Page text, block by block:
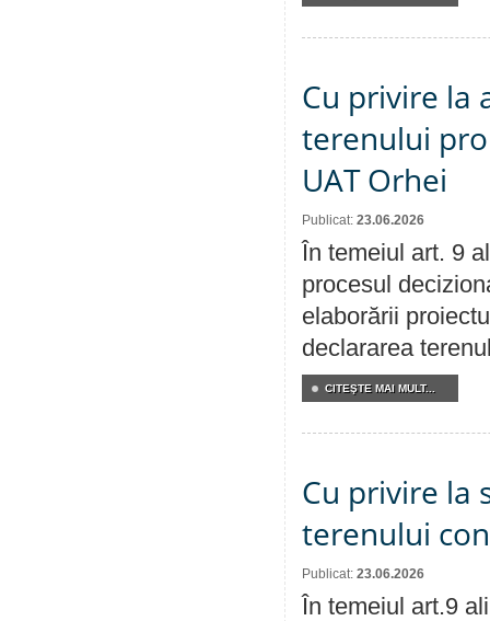
Cu privire la
terenului
UAT Orhei
Publicat: 23.06.2026
În temeiul art. 9
procesul
elaborării
declararea
CITEŞTE MAI MULT...
Cu privire la
terenului
Publicat: 23.06.2026
În temeiul art.9